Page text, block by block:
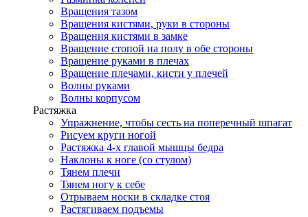
Вращения тазом
Вращения кистями, руки в стороны
Вращения кистями в замке
Вращение стопой на полу в обе стороны
Вращение руками в плечах
Вращение плечами, кисти у плечей
Волны руками
Волны корпусом
Растяжка
Упражнение, чтобы сесть на поперечный шпагат
Рисуем круги ногой
Растяжка 4-х главой мышцы бедра
Наклоны к ноге (со стулом)
Тянем плечи
Тянем ногу к себе
Отрываем носки в складке стоя
Растягиваем подъемы